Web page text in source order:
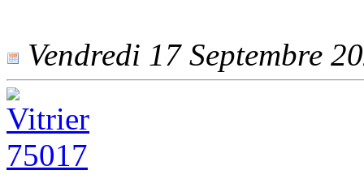
Vendredi 17 Septembre